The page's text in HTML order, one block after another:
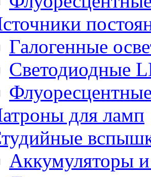
Галогенные
Светодиодные
для ламп
Аккумуляторы